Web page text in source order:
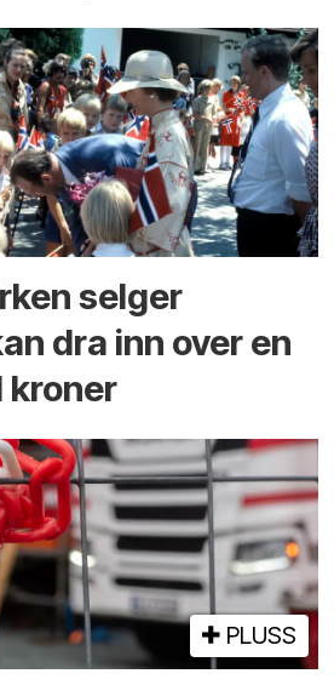
selger
dra inn over en
kroner
PLUSS